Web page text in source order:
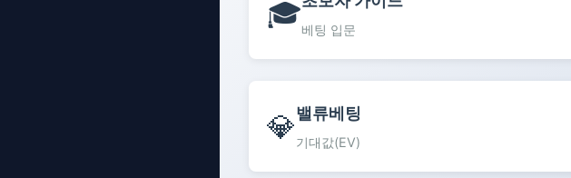
🎓베팅 입문
💎밸류베팅
기대값(EV)